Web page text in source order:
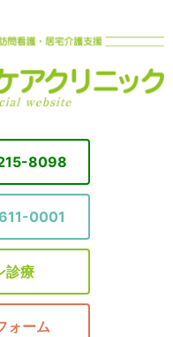
8098
0001
診療
ォーム